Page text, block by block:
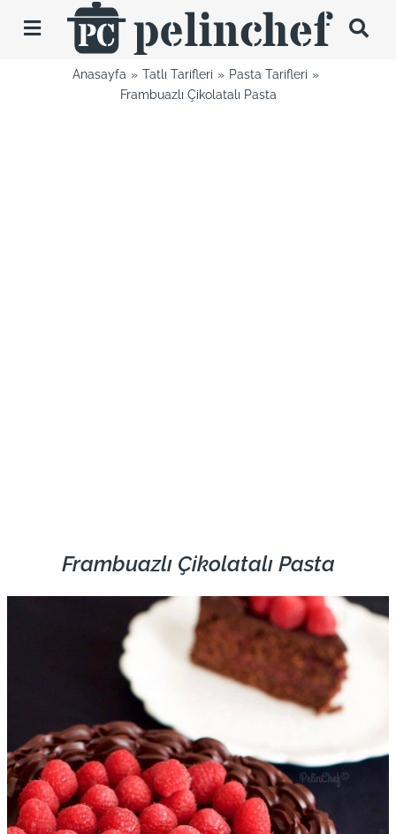
Toggle
Navigation
TariflerAnasayfa Tatlı Tarifleri
Pasta Tarifleri
Frambuazlı Çikolatalı Pasta
Frambuazlı Çikolatalı Pasta